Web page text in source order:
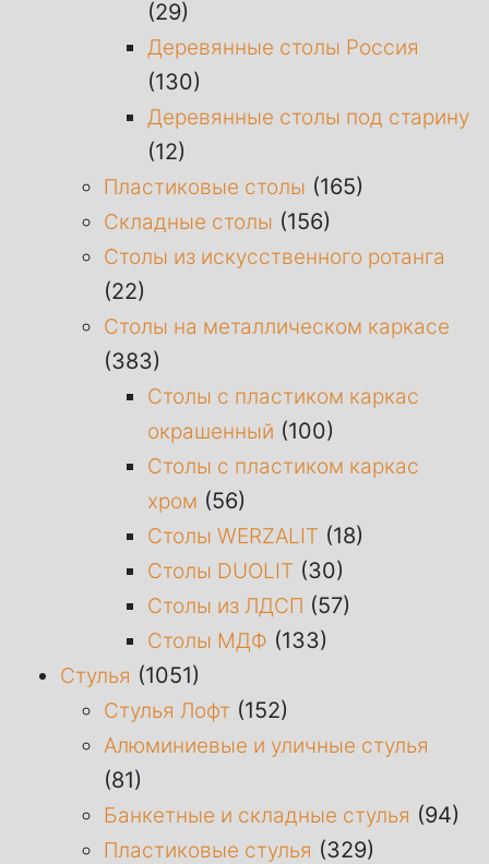
(29)
Деревянные столы Россия
(130)
Деревянные столы под старину
(12)
Пластиковые столы (165)
Складные столы (156)
Столы из искусственного ротанга
(22)
Столы на металлическом каркасе
(383)
Столы с пластиком каркас
окрашенный (100)
Столы с пластиком каркас
хром (56)
Столы WERZALIT (18)
Столы DUOLIT (30)
Столы из ЛДСП (57)
Столы МДФ (133)
Стулья (1051)
Стулья Лофт (152)
Алюминиевые и уличные стулья
(81)
Банкетные и складные стулья (94)
Пластиковые стулья (329)